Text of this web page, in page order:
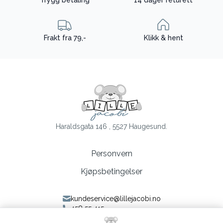
Frakt fra 79,- Klikk & hent
Haraldsgata 146 , 5527 Haugesund.
Personvern
Kjøpsbetingelser
kundeservice@lillejacobi.no
458 55 415
Følg oss på Facebook